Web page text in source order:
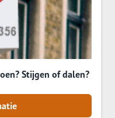
Stijgen of dalen?